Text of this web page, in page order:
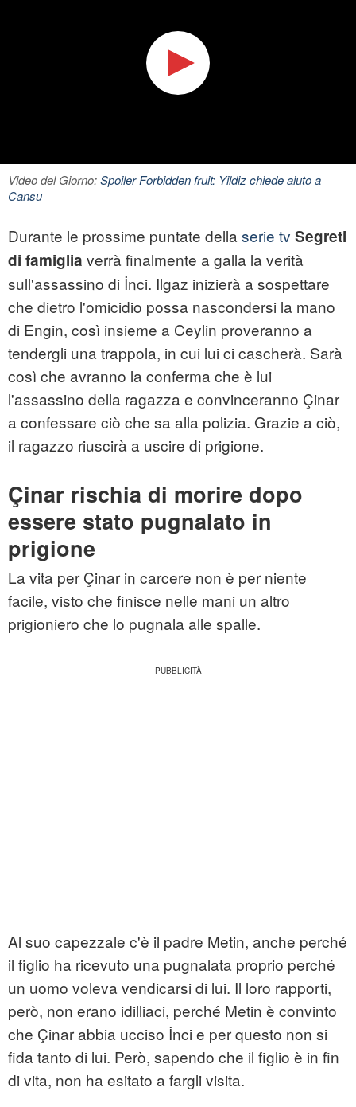
Video del Giorno:Spoiler Forbidden fruit: Yildiz chiede aiuto a
Cansu
Durante le prossime puntate della serie tv Segreti
di famiglia verrà finalmente a galla la verità
sull'assassino di İnci. Ilgaz inizierà a sospettare
che dietro l'omicidio possa nascondersi la mano
di Engin, così insieme a Ceylin proveranno a
tendergli una trappola, in cui lui ci cascherà. Sarà
così che avranno la conferma che è lui
l'assassino della ragazza e convinceranno Çinar
a confessare ciò che sa alla polizia. Grazie a ciò,
il ragazzo riuscirà a uscire di prigione.
Çinar rischia di morire dopo
essere stato pugnalato in
prigione
La vita per Çinar in carcere non è per niente
facile, visto che finisce nelle mani un altro
prigioniero che lo pugnala alle spalle.
Al suo capezzale c'è il padre Metin, anche perché
il figlio ha ricevuto una pugnalata proprio perché
un uomo voleva vendicarsi di lui. Il loro rapporti,
però, non erano idilliaci, perché Metin è convinto
che Çinar abbia ucciso İnci e per questo non si
fida tanto di lui. Però, sapendo che il figlio è in fin
di vita, non ha esitato a fargli visita.